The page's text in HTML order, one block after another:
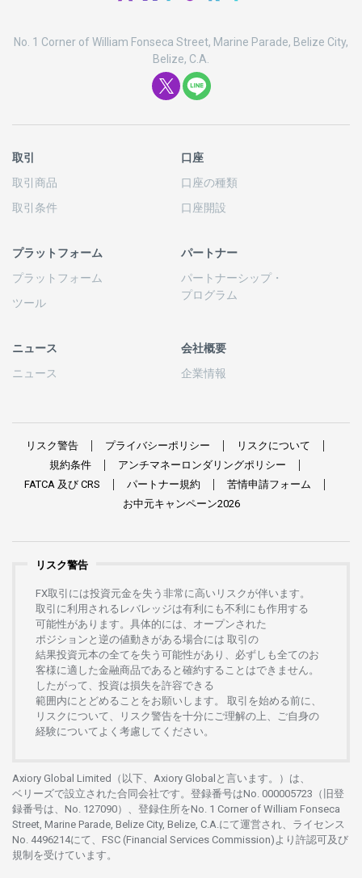
No. 1 Corner of William Fonseca Street, Marine Parade, Belize City,
Belize, C.A.
取引
取引商品
取引条件
口座
口座の種類
口座開設
プラットフォーム
プラットフォーム
ツール
パートナー
パートナーシップ・
プログラム
ニュース
ニュース
会社概要
企業情報
リスク警告 プライバシーポリシー
リスクについて
規約条件
アンチマネーロンダリングポリシー
FATCA 及び CRS パートナー規約 苦情申請フォーム
お中元キャンペーン2026
リスク警告
FX取引には投資元金を失う 非常に高い リスクが伴います。
取引に利用さ れる レバレッジは有利にも不利にも作用する
可能性があります。 具体的には、 オープンさ れた
ポジションと 逆の値動きがある場合には 取引の
結果投資元本の全てを失う 可能性があり、 必ずしも全てのお
客様に適した金融商品であると 確約することはできません。
したがって、 投資は損失を許容できる
範囲内にとどめることをお願いします 。 取引を始める前に、
リスクについて、
リスク警告を十分に ご理解の 上、 ご自身の
経験について よく 考慮してください。
Axiory Global Limited（以下、Axiory Globalと言います。）は、
ベリーズで設立さ れた合同会社です。 登録番号はNo. 000005723（旧登
録番号は、No. 127090）、 登録住所をNo. 1 Corner of William Fonseca
Street, Marine Parade, Belize City, Belize, C.A.にて運営さ れ、 ライセンス
No. 4496214にて、FSC (Financial Services Commission)より 許認可及び
規制を受けています。